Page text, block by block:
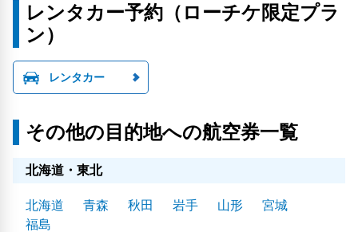
レンタカー予約（ローチケ限定プラ
ン）
レンタカー
その他の目的地への航空券一覧
北海道・東北
北海道 青森 秋田 岩手 山形
宮城
福島